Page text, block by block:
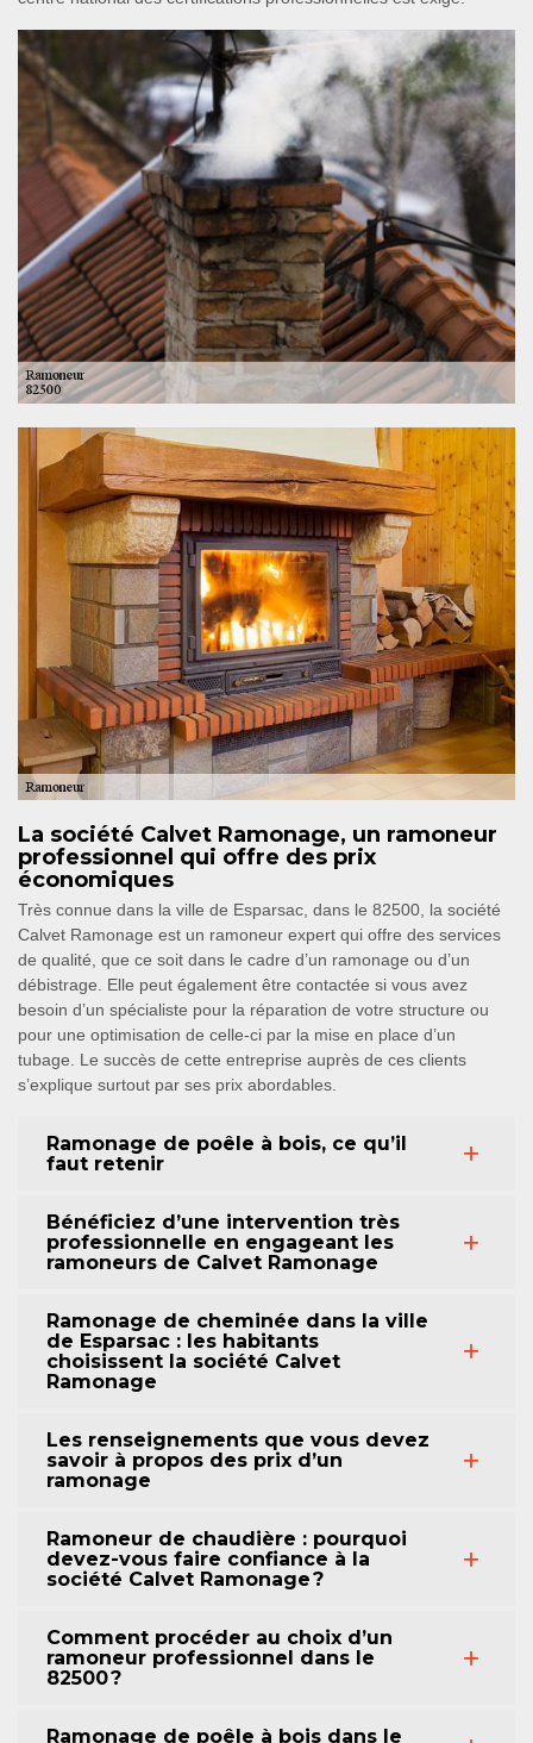
La société Calvet Ramonage, un ramoneur
professionnel qui offre des prix
économiques
Très connue dans la ville de Esparsac, dans le 82500, la société
Calvet Ramonage est un ramoneur expert qui offre des services
de qualité, que ce soit dans le cadre d’un ramonage ou d’un
débistrage. Elle peut également être contactée si vous avez
besoin d’un spécialiste pour la réparation de votre structure ou
pour une optimisation de celle-ci par la mise en place d’un
tubage. Le succès de cette entreprise auprès de ces clients
s’explique surtout par ses prix abordables.
Ramonage de poêle à bois, ce qu’il
faut retenir
Bénéficiez d’une intervention très
professionnelle en engageant les
ramoneurs de Calvet Ramonage
Ramonage de cheminée dans la ville
de Esparsac : les habitants
choisissent la société Calvet
Ramonage
Les renseignements que vous devez
savoir à propos des prix d’un
ramonage
Ramoneur de chaudière : pourquoi
devez-vous faire confiance à la
société Calvet Ramonage ?
Comment procéder au choix d’un
ramoneur professionnel dans le
82500 ?
Ramonage de poêle à bois dans le